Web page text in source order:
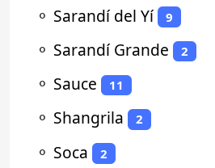
⚬ Sarandí del Yí 9
⚬ Sarandí Grande 2
⚬ Sauce 11
⚬ Shangrila 2
⚬ Soca 2